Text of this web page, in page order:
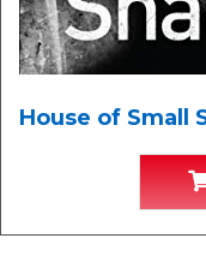
House of Small